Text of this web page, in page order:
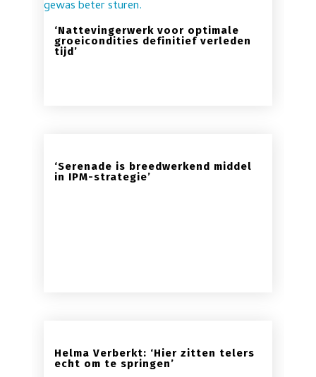
‘Nattevingerwerk voor optimale
groeicondities definitief verleden
tijd’
‘Serenade is breedwerkend middel
in IPM-strategie’
Helma Verberkt: ‘Hier zitten telers
echt om te springen’